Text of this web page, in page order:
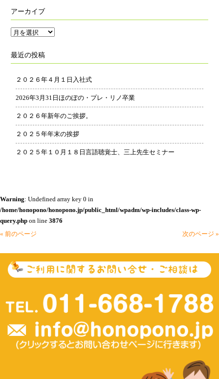
アーカイブ
ア
カ
最近の投稿
２０２６年４月１日入社式
2026年3月31日ほのぽの・プレ・リノ卒業
２０２６年新年のご挨拶。
２０２５年年末の挨拶
２０２５年１０月１８日言語聴覚士、三上先生セミナー
Warning: Undefined array key 0 in
/home/honopono/honopono.jp/public_html/wpadm/wp-includes/class-wp-
query.php on line 3876
« 前のページ
次のページ »